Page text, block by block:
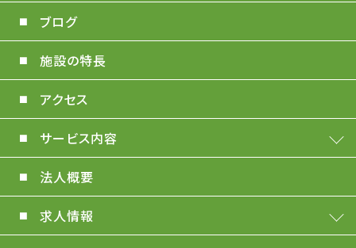
ブログ
施設の特長
アクセス
サービス内容
法人概要
求人情報